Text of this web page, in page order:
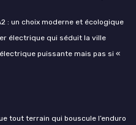
: un choix moderne et écologique
électrique qui séduit la ville
puissante mais pas si «
tout terrain qui bouscule l’enduro